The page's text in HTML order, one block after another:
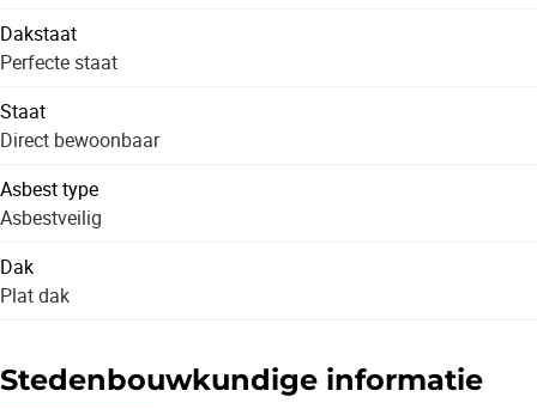
Dakstaat
Perfecte staat
Staat
Direct bewoonbaar
Asbest type
Asbestveilig
Dak
Plat dak
Stedenbouwkundige informatie